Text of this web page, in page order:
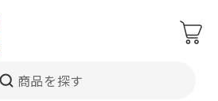
商品を探す